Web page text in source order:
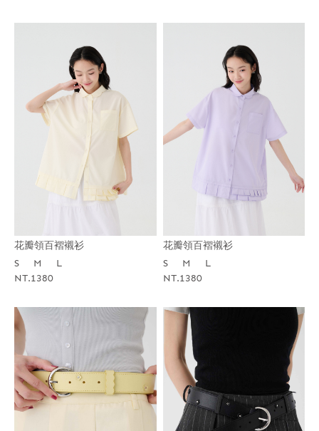
花瓣領百褶襯衫
S
M
L
NT.1380
花瓣領百褶襯衫
S
M
L
NT.1380